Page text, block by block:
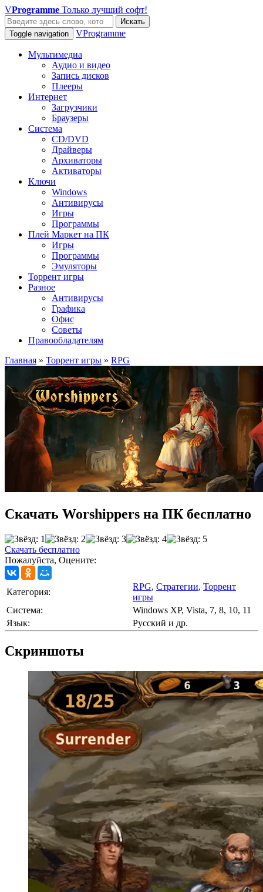
VProgramme Только лучший софт!
Искать
Toggle navigation
VProgramme
Мультимедиа
Аудио и видео
Запись дисков
Плееры
Интернет
Загрузчики
Браузеры
Система
CD/DVD
Драйверы
Архиваторы
Активаторы
Ключи
Windows
Антивирусы
Игры
Программы
Плей Маркет на ПК
Игры
Программы
Эмуляторы
Торрент игры
Разное
Антивирусы
Графика
Офис
Советы
Правообладателям
Главная » Торрент игры » RPG
Скачать Worshippers на ПК бесплатно
Скачать бесплатно
Пожалуйста, Оцените:
Категория:
RPG, Стратегии, Торрент
игры
Cистема:
Windows XP, Vista, 7, 8, 10, 11
Язык:
Русский и др.
Скриншоты